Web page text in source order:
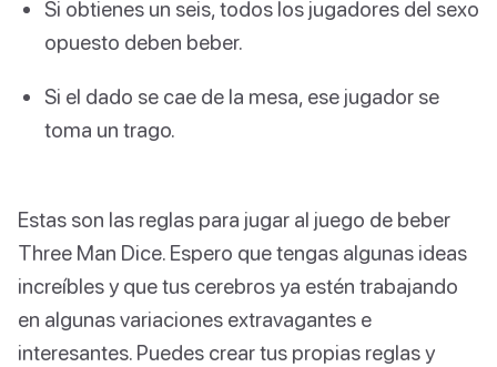
Si obtienes un seis, todos los jugadores del sexo
opuesto deben beber.
Si el dado se cae de la mesa, ese jugador se
toma un trago.
Estas son las reglas para jugar al juego de beber
Three Man Dice. Espero que tengas algunas ideas
increíbles y que tus cerebros ya estén trabajando
en algunas variaciones extravagantes e
interesantes. Puedes crear tus propias reglas y